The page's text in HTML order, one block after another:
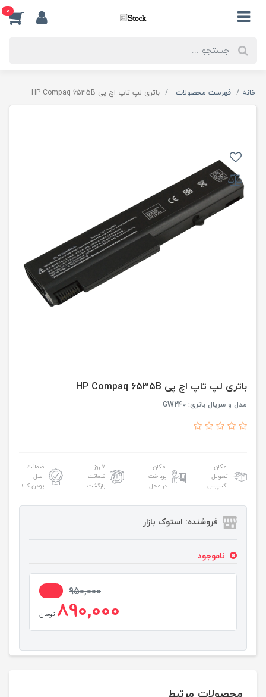
0
خانه فهرست محصولات باتری لپ تاپ اچ پی HP Compaq 6535B
باتری لپ تاپ اچ پی HP Compaq 6535B
مدل و سریال باتری: GW240
امکان
تحویل
اکسپرس
امکان
پرداخت
در محل
۷ روز
ضمانت
بازگشت
ضمانت
اصل
بودن کالا
فروشنده: استوک بازار
ناموجود
950,000
890,000 تومان